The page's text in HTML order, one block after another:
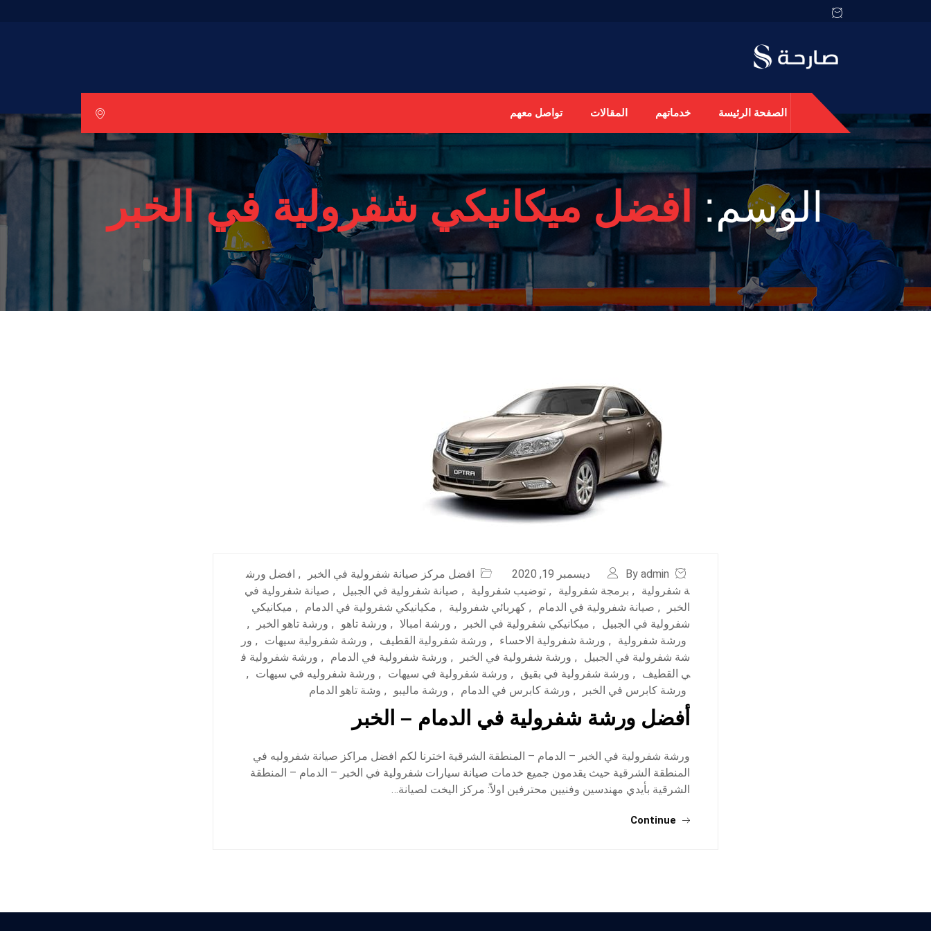
الصفحة الرئيسة خدماتهم المقالات تواصل معهم
الوسم: افضل ميكانيكي شفرولية في الخبر
By admin ديسمبر 19, 2020 افضل مركز صيانة شفرولية في الخبر , افضل ورش
ة شفرولية
, برمجة شفرولية , توضيب شفرولية , صيانة شفرولية في الجبيل , صيانة شفرولية في
الخبر
, صيانة شفرولية في الدمام , كهربائي شفرولية , مكيانيكي شفرولية في الدمام , ميكانيكي
شفرولية في الجبيل
, ميكانيكي شفرولية في الخبر , ورشة امبالا , ورشة تاهو , ورشة تاهو الخبر
,
ورشة شفرولية
, ورشة شفرولية الاحساء , ورشة شفرولية القطيف , ورشة شفرولية سيهات , ور
شة شفرولية في الجبيل
, ورشة شفرولية في الخبر , ورشة شفرولية في الدمام , ورشة شفرولية ف
ي القطيف
, ورشة شفرولية في بقيق , ورشة شفرولية في سيهات , ورشة شفروليه في سيهات
,
ورشة كابرس في الخبر
, ورشة كابرس في الدمام , ورشة ماليبو , وشة تاهو الدمام
أفضل ورشة شفرولية في الدمام – الخبر
ورشة شفرولية في الخبر – الدمام – المنطقة الشرقية اخترنا لكم افضل مراكز صيانة شفروليه في
المنطقة الشرقية حيث يقدمون جميع خدمات صيانة سيارات شفرولية في الخبر – الدمام – المنطقة
الشرقية بأيدي مهندسين وفنيين محترفين اولاً: مركز اليخت لصيانة…
Continue